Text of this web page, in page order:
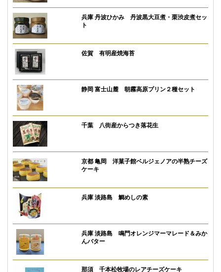
兵庫 丹波ひかみ 丹波黒大豆煮・栗渋皮煮セッ
ト
佐賀 有明産焼海苔
静岡 富士山麓 朝霧高原プリン２種セット
千葉 八街産からつき落花生
京都 亀岡 洋菓子館ベルジェノアの半熟チーズ
ケーキ
兵庫 淡路島 鯛めしの素
兵庫 淡路島 鳴門オレンジマーマレード＆みか
んバター
那須 千本松牧場のレアチーズケーキ